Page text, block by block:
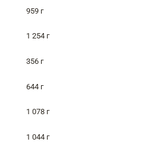
959 г
1 254 г
356 г
644 г
1 078 г
1 044 г